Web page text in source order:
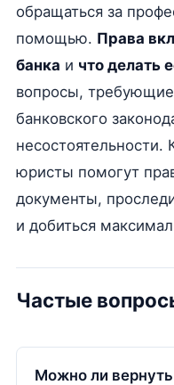
обращаться за
помощью. Права
банка и что делать
вопросы,
банковского
юристы помогут
документы,
и добиться
Частые
Можно ли